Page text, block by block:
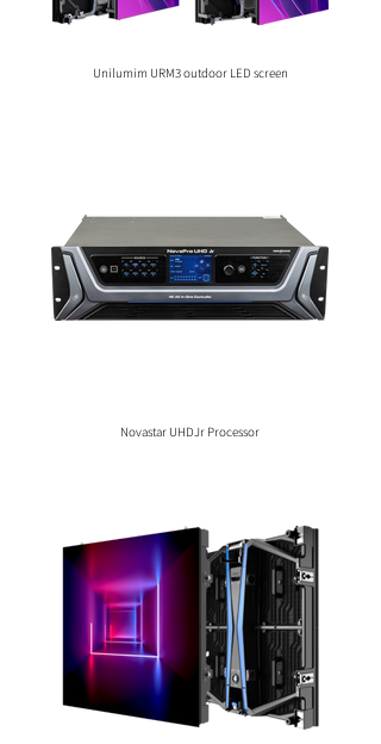
Unilumim URM3 outdoor LED screen
Novastar UHDJr Processor